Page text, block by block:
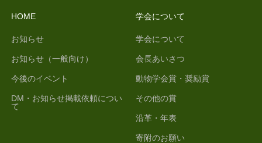
HOME
お知らせ
お知らせ（一般向け）
今後のイベント
DM・お知らせ掲載依頼につい
て
学会について
学会について
会長あいさつ
動物学会賞・奨励賞
その他の賞
沿革・年表
寄附のお願い